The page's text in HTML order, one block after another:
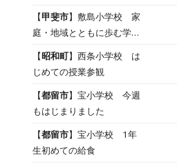
【甲斐市】敷島小学校 家
庭・地域とともに歩む学校
をめざして授業参観
【昭和町】西条小学校 は
じめての授業参観
【都留市】宝小学校 今週
もはじまりました
【都留市】宝小学校 1年
生初めての給食